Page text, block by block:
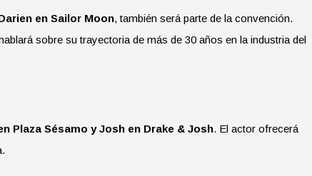
en Sailor Moon, también será parte de la convención.
sobre su trayectoria de más de 30 años en la industria del
Plaza Sésamo y Josh en Drake & Josh. El actor ofrecerá